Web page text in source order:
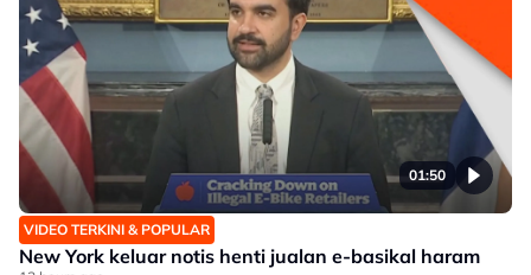
01:50
VIDEO TERKINI & POPULAR
New York keluar notis henti jualan e-basikal haram